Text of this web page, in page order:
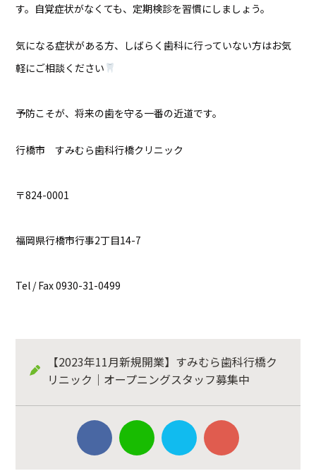
す。自覚症状がなくても、定期検診を習慣にしましょう。
気になる症状がある方、しばらく歯科に行っていない方はお気
軽にご相談ください
予防こそが、将来の歯を守る一番の近道です。
行橋市 すみむら歯科行橋クリニック
〒824-0001
福岡県行橋市行事2丁目14-7
Tel / Fax 0930-31-0499
【2023年11月新規開業】すみむら歯科行橋ク
リニック｜オープニングスタッフ募集中